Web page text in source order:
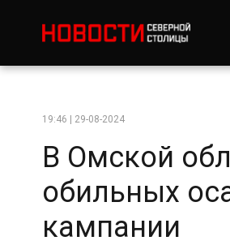
19:46 | 29-08-2024
В Омской
обильных
кампании